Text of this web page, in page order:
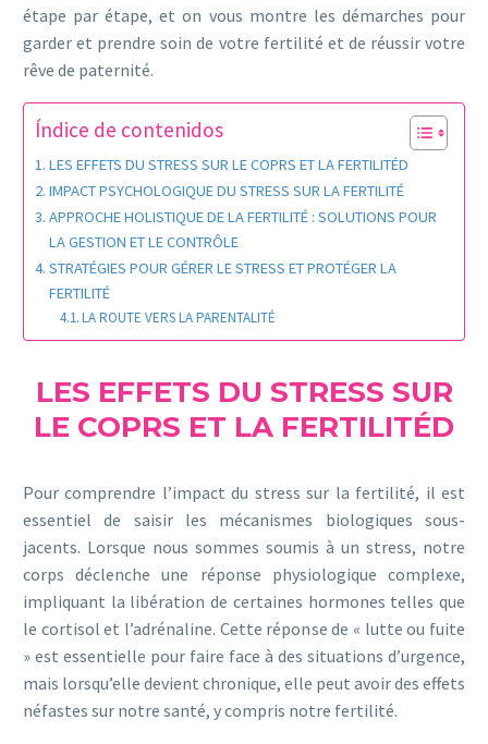
étape par étape, et on vous montre les démarches pour
garder et prendre soin de votre fertilité et de réussir votre
rêve de paternité.
Índice de contenidos
LES EFFETS DU STRESS SUR LE COPRS ET LA FERTILITÉD
IMPACT PSYCHOLOGIQUE DU STRESS SUR LA FERTILITÉ
APPROCHE HOLISTIQUE DE LA FERTILITÉ : SOLUTIONS POUR
LA GESTION ET LE CONTRÔLE
STRATÉGIES POUR GÉRER LE STRESS ET PROTÉGER LA
FERTILITÉ
LA ROUTE VERS LA PARENTALITÉ
LES EFFETS DU STRESS SUR
LE COPRS ET LA FERTILITÉD
Pour comprendre l’impact du stress sur la fertilité, il est
essentiel de saisir les mécanismes biologiques sous-
jacents. Lorsque nous sommes soumis à un stress, notre
corps déclenche une réponse physiologique complexe,
impliquant la libération de certaines hormones telles que
le cortisol et l’adrénaline. Cette réponse de « lutte ou fuite
» est essentielle pour faire face à des situations d’urgence,
mais lorsqu’elle devient chronique, elle peut avoir des effets
néfastes sur notre santé, y compris notre fertilité.